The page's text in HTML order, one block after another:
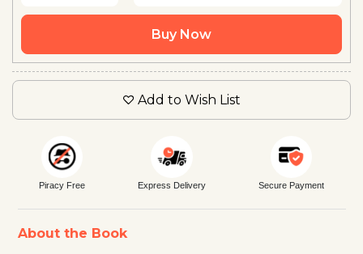
Buy Now
Add to Wish List
Piracy Free Express Delivery Secure Payment
About the Book